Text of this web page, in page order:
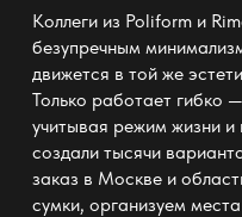
Коллеги из Poliform и
безупречным
движется в той же
Только работает гибко
учитывая режим жизни
создали тысячи
заказ в Москве и
сумки, организуем